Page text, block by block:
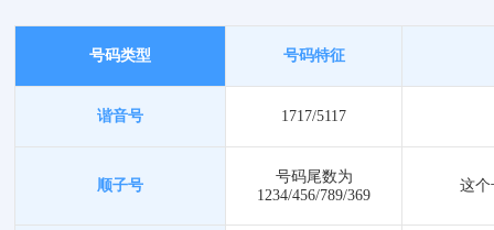
号码类型 号码特征
谐音号 1717/5117
顺子号
号码尾数为
1234/456/789/369
这个